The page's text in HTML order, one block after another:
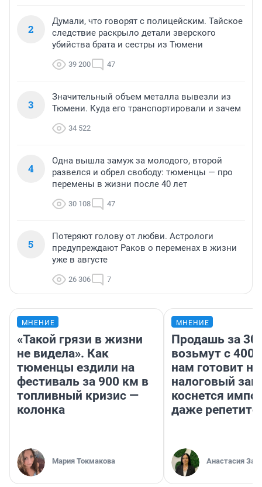
2
Думали, что говорят с полицейским. Тайское
следствие раскрыло детали зверского
убийства брата и сестры из Тюмени
39 200 47
3
Значительный объем металла вывезли из
Тюмени. Куда его транспортировали и зачем
34 522
4
Одна вышла замуж за молодого, второй
развелся и обрел свободу: тюменцы — про
перемены в жизни после 40 лет
30 108 47
5
Потеряют голову от любви. Астрологи
предупреждают Раков о переменах в жизни
уже в августе
26 306 7
МНЕНИЕ
«Такой грязи в жизни
не видела». Как
тюменцы ездили на
фестиваль за 900 км в
топливный кризис —
колонка
Мария Токмакова
МНЕНИЕ
Продашь за
возьмут с
нам готовит
налоговый
коснется
даже
Анастасия